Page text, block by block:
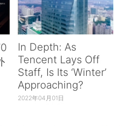
In Depth: As
Tencent Lays Off
Staff, Is Its ‘Winter’
Approaching?
2022年04月01日